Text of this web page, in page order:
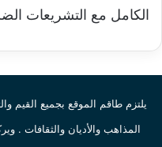
الكامل مع التشريعات
يلتزم طاقم الموقع بجميع القيم
المذاهب والأديان والثقافات .